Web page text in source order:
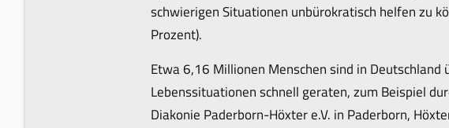
schwierigen Situationen unbürokratisch helfen zu
Prozent).
Etwa 6,16 Millionen Menschen sind in
Lebenssituationen schnell geraten, zum Beispiel
Diakonie Paderborn-Höxter e.V. in Paderborn,